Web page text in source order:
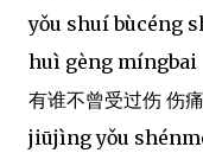
yǒu shuí bùcéng
huì gèng míngbai
有谁不曾受过伤 伤
jiūjìng yǒu